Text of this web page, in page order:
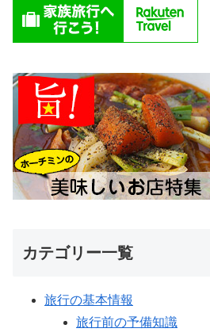
カテゴリー一覧
旅行の基本情報
旅行前の予備知識